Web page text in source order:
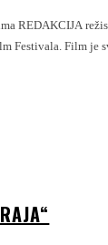
Festivala. Film je